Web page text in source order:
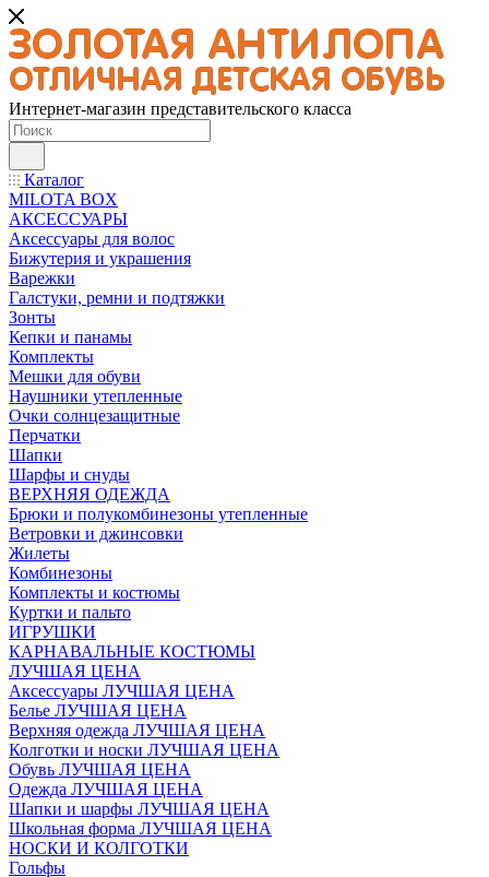
Интернет-магазин представительского класса
Каталог
MILOTA BOX
АКСЕССУАРЫ
Аксессуары для волос
Бижутерия и украшения
Варежки
Галстуки, ремни и подтяжки
Зонты
Кепки и панамы
Комплекты
Мешки для обуви
Наушники утепленные
Очки солнцезащитные
Перчатки
Шапки
Шарфы и снуды
ВЕРХНЯЯ ОДЕЖДА
Брюки и полукомбинезоны утепленные
Ветровки и джинсовки
Жилеты
Комбинезоны
Комплекты и костюмы
Куртки и пальто
ИГРУШКИ
КАРНАВАЛЬНЫЕ КОСТЮМЫ
ЛУЧШАЯ ЦЕНА
Аксессуары ЛУЧШАЯ ЦЕНА
Белье ЛУЧШАЯ ЦЕНА
Верхняя одежда ЛУЧШАЯ ЦЕНА
Колготки и носки ЛУЧШАЯ ЦЕНА
Обувь ЛУЧШАЯ ЦЕНА
Одежда ЛУЧШАЯ ЦЕНА
Шапки и шарфы ЛУЧШАЯ ЦЕНА
Школьная форма ЛУЧШАЯ ЦЕНА
НОСКИ И КОЛГОТКИ
Гольфы